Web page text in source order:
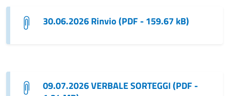
30.06.2026 Rinvio (PDF - 159.67 kB)
09.07.2026 VERBALE SORTEGGI (PDF -